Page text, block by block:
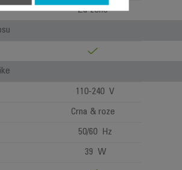
Za žene
110-240 V
Crna & roze
50/60 Hz
39 W